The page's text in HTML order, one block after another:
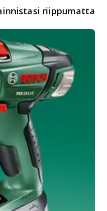
riippumatta